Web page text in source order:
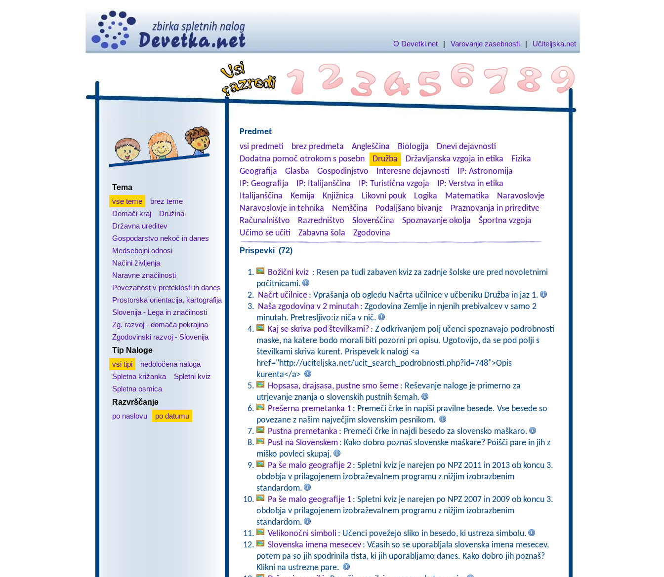
O Devetki.net | Varovanje zasebnosti | Učiteljska.net
Tema
vse teme
brez teme
Domači kraj
Družina
Državna ureditev
Gospodarstvo nekoč in danes
Medsebojni odnosi
Načini življenja
Naravne značilnosti
Povezanost v preteklosti in danes
Prostorska orientacija, kartografija
Slovenija - Lega in značilnosti
Zg. razvoj - domača pokrajina
Zgodovinski razvoj - Slovenija
Tip Naloge
vsi tipi
nedoločena naloga
Spletna križanka
Spletni kviz
Spletna osmica
Razvrščanje
po naslovu
po datumu
Predmet
vsi predmeti
brez predmeta Angleščina Biologija
Dnevi dejavnosti
Dodatna pomoč otrokom s posebn
Družba Državljanska vzgoja in etika
Fizika
Geografija
Glasba Gospodinjstvo Interesne dejavnosti
IP: Astronomija
IP: Geografija
IP: Italijanščina IP: Turistična vzgoja
IP: Verstva in etika
Italijanščina
Kemija Knjižnica Likovni pouk Logika Matematika
Naravoslovje
Naravoslovje in tehnika
Nemščina Podaljšano bivanje
Praznovanja in prireditve
Računalništvo
Razredništvo Slovenščina Spoznavanje okolja
Športna vzgoja
Učimo se učiti
Zabavna šola Zgodovina
Prispevki (72)
Božični kviz : Resen pa tudi zabaven kviz za zadnje šolske ure pred novoletnimi
počitnicami.
Načrt učilnice : Vprašanja ob ogledu Načrta učilnice v učbeniku Družba in jaz 1.
Naša zgodovina v 2 minutah : Zgodovina Zemlje in njenih prebivalcev v samo 2
minutah. Pretresljivo:iz niča v nič.
Kaj se skriva pod številkami? : Z odkrivanjem polj učenci spoznavajo podrobnosti
maske, na katere bodo morali biti pozorni pri opisu. Ugotovijo, da se pod polji s
številkami skriva kurent. Prispevek k nalogi <a
href="http://uciteljska.net/ucit_search_podrobnosti.php?id=748">Opis
kurenta</a>
Hopsasa, drajsasa, pustne smo šeme : Reševanje naloge je primerno za
utrjevanje znanja o slovenskih pustnih šemah.
Prešerna premetanka 1 : Premeči črke in napiši pravilne besede. Vse besede so
povezane z našim največjim slovenskim pesnikom.
Pustna premetanka : Premeči črke in najdi besedo za slovensko maškaro.
Pust na Slovenskem : Kako dobro poznaš slovenske maškare? Poišči pare in jih z
miško povleci skupaj.
Pa še malo geografije 2 : Spletni kviz je narejen po NPZ 2011 in 2013 ob koncu 3.
obdobja v prilagojenem izobraževalnem programu z nižjim izobrazbenim
standardom.
Pa še malo geografije 1 : Spletni kviz je narejen po NPZ 2007 in 2009 ob koncu 3.
obdobja v prilagojenem izobraževalnem programu z nižjim izobrazbenim
standardom.
Velikonočni simboli : Učenci povežejo sliko in besedo, ki ustreza simbolu.
Slovenska imena mesecev : Včasih so se uporabljala slovenska imena mesecev,
potem pa so jih spodrinila tista, ki jih uporabljamo danes. Kako dobro jih poznaš?
Klikni na ustrezne pare.